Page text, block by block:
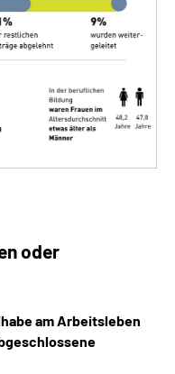
oder
am Arbeitsleben